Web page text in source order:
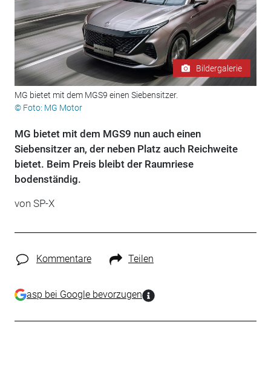
Bildergalerie
MG bietet mit dem MGS9 einen Siebensitzer.
© Foto: MG Motor
MG bietet mit dem MGS9 nun auch einen
Siebensitzer an, der neben Platz auch Reichweite
bietet. Beim Preis bleibt der Raumriese
bodenständig.
von SP-X
Kommentare Teilen
asp bei Google bevorzugen